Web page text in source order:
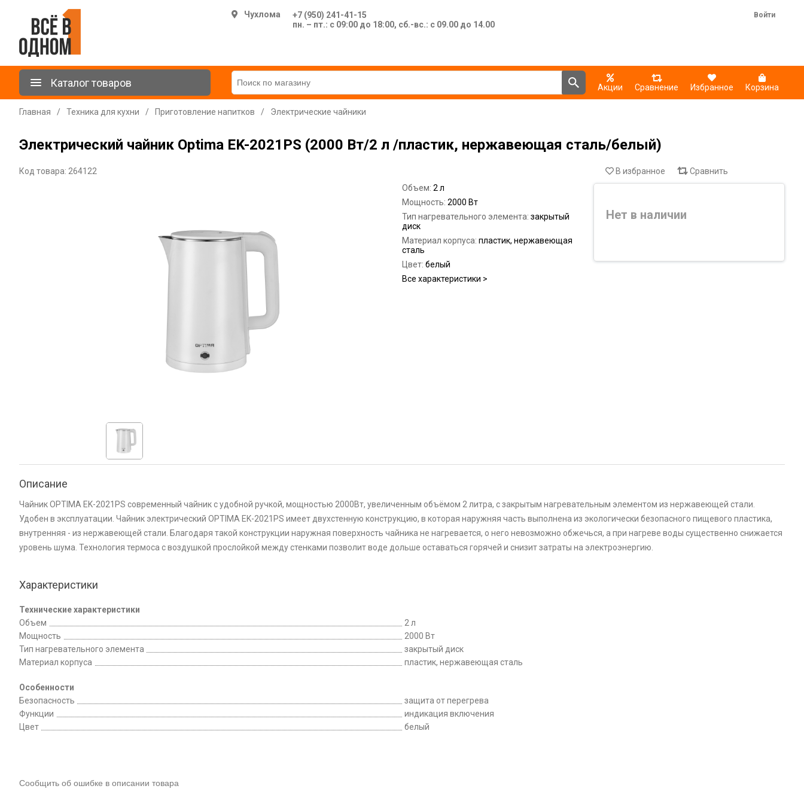
Чухлома
+7 (950) 241-41-15
пн. – пт.: с 09:00 до 18:00, сб.-вс.: с 09.00 до 14.00
Войти
Каталог товаров Акции Сравнение Избранное Корзина
Главная / Техника для кухни / Приготовление напитков / Электрические чайники
Электрический чайник Optima EK-2021PS (2000 Вт/2 л /пластик, нержавеющая сталь/белый)
Код товара: 264122
Объем: 2 л
Мощность: 2000 Вт
Тип нагревательного элемента: закрытый
диск
Материал корпуса: пластик, нержавеющая
сталь
Цвет: белый
Все характеристики >
В избранное Сравнить
Нет в наличии
Описание
Чайник OPTIMA EK-2021PS современный чайник с удобной ручкой, мощностью 2000Вт, увеличенным объёмом 2 литра, с закрытым нагревательным элементом из нержавеющей стали.
Удобен в эксплуатации. Чайник электрический OPTIMA EK-2021PS имеет двухстенную конструкцию, в которая наружняя часть выполнена из экологически безопасного пищевого пластика,
внутренняя - из нержавеющей стали. Благодаря такой конструкции наружная поверхность чайника не нагревается, о него невозможно обжечься, а при нагреве воды существенно снижается
уровень шума. Технология термоса с воздушкой прослойкой между стенками позволит воде дольше оставаться горячей и снизит затраты на электроэнергию.
Характеристики
Технические характеристики
Объем
2 л
Мощность
2000 Вт
Тип нагревательного элемента
закрытый диск
Материал корпуса
пластик, нержавеющая сталь
Особенности
Безопасность
защита от перегрева
Функции
индикация включения
Цвет
белый
Сообщить об ошибке в описании товара